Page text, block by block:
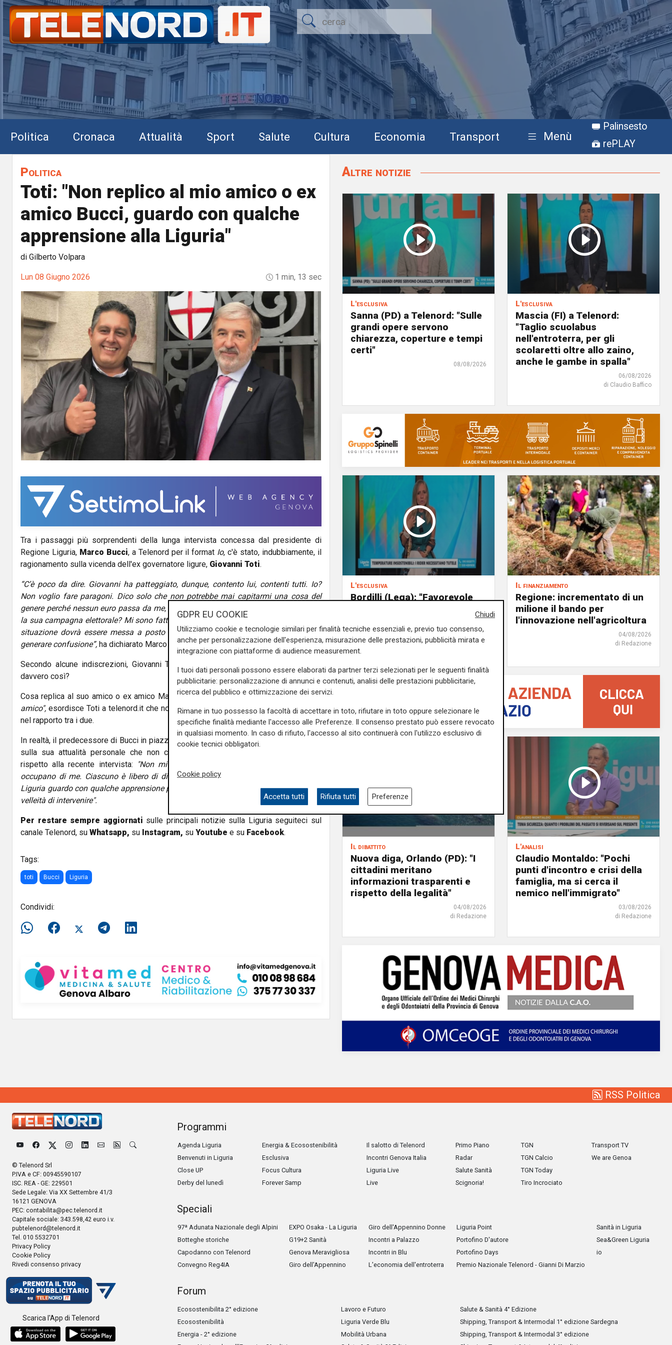
Politica Cronaca Attualità Sport Salute Cultura Economia Transport Menù
Palinsesto
rePLAY
Politica
Toti: "Non replico al mio amico o ex
amico Bucci, guardo con qualche
apprensione alla Liguria"
di Gilberto Volpara
Lun 08 Giugno 2026 1 min, 13 sec
Tra i passaggi più sorprendenti della lunga intervista concessa dal presidente di
Regione Liguria, Marco Bucci, a Telenord per il format Io, c'è stato, indubbiamente, il
ragionamento sulla vicenda dell'ex governatore ligure, Giovanni Toti.
“C’è poco da dire. Giovanni ha patteggiato, dunque, contento lui, contenti tutti. Io?
Non voglio fare paragoni. Dico solo che non potrebbe mai capitarmi una cosa del
genere perché nessun euro passa da me, ed è per questo che non faccio il politico. E
la sua campagna elettorale? Mi sono fatto aiutare dai partiti, ma capisco che questa
situazione dovrà essere messa a posto a livello nazionale altrimenti continuerà a
generare confusione”, ha dichiarato Marco Bucci.
Secondo alcune indiscrezioni, Giovanni Toti non l'avrebbe presa per nulla bene. E'
davvero così?
Cosa replica al suo amico o ex amico Marco?"Nulla da replicare, al mio amico o ex
amico", esordisce Toti a telenord.it che non fa chiarezza sulla valenza del termine ex
nel rapporto tra i due.
In realtà, il predecessore di Bucci in piazza De Ferrari concede un'ulteriore riflessione
sulla sua attualità personale che non cela un disappunto neanche troppo velato
rispetto alla recente intervista:
"Non mi occupo di politica, sono i politici che si
occupano di me. Ciascuno è libero di dire e pensare quello che meglio crede. Alla
Liguria guardo con qualche apprensione perché è la terra che amo, ma senza alcuna
velleità di intervenire".
Per restare sempre aggiornati sulle principali notizie sulla Liguria seguiteci sul
canale Telenord, su Whatsapp, su Instagram, su Youtube e su Facebook.
Tags:
toti Bucci Liguria
Condividi:
Altre notizie
L'esclusiva
Sanna (PD) a Telenord: "Sulle
grandi opere servono
chiarezza, coperture e tempi
certi"
08/08/2026
L'esclusiva
Mascia (FI) a Telenord:
"Taglio scuolabus
nell'entroterra, per gli
scolaretti oltre allo zaino,
anche le gambe in spalla"
06/08/2026
di Claudio Baffico
L'esclusiva
Bordilli (Lega): "Favorevole
aumentare i rimpatri"
Il finanziamento
Regione: incrementato di un
milione il bando per
l'innovazione nell'agricoltura
04/08/2026
di Redazione
Il dibattito
Nuova diga, Orlando (PD): "I
cittadini meritano
informazioni trasparenti e
rispetto della legalità"
04/08/2026
di Redazione
L'analisi
Claudio Montaldo: "Pochi
punti d'incontro e crisi della
famiglia, ma si cerca il
nemico nell'immigrato"
03/08/2026
di Redazione
RSS Politica
© Telenord Srl
P.IVA e CF: 00945590107
ISC. REA - GE: 229501
Sede Legale: Via XX Settembre 41/3
16121 GENOVA
PEC: contabilita@pec.telenord.it
Capitale sociale: 343.598,42 euro i.v.
pubtelenord@telenord.it
Tel. 010 5532701
Privacy Policy
Cookie Policy
Rivedi consenso privacy
Scarica l'App di Telenord
Programmi
Agenda Liguria
Benvenuti in Liguria
Close UP
Derby del lunedì
Energia & Ecosostenibilità
Esclusiva
Focus Cultura
Forever Samp
Il salotto di Telenord
Incontri Genova Italia
Liguria Live
Live
Primo Piano
Radar
Salute Sanità
Scignoria!
TGN
TGN Calcio
TGN Today
Tiro Incrociato
Transport TV
We are Genoa
Speciali
97ª Adunata Nazionale degli Alpini
Botteghe storiche
Capodanno con Telenord
Convegno Reg4IA
EXPO Osaka - La Liguria
G19+2 Sanità
Genova Meravigliosa
Giro dell'Appennino
Giro dell'Appennino Donne
Incontri a Palazzo
Incontri in Blu
L'economia dell'entroterra
Liguria Point
Portofino D'autore
Portofino Days
Premio Nazionale Telenord - Gianni Di Marzio
Sanità in Liguria
Sea&Green Liguria
io
Forum
Ecosostenibilita 2° edizione
Ecosostenibilità
Energia - 2° edizione
Lavoro e Futuro
Liguria Verde Blu
Mobilità Urbana
Salute & Sanità 4° Edizione
Shipping, Transport & Intermodal 1° edizione Sardegna
Shipping, Transport & Intermodal 3° edizione
Chiudi
GDPR EU COOKIE
Utilizziamo cookie e tecnologie similari per finalità tecniche essenziali e, previo tuo consenso,
anche per personalizzazione dell'esperienza, misurazione delle prestazioni, pubblicità mirata e
integrazione con piattaforme di audience measurement.
I tuoi dati personali possono essere elaborati da partner terzi selezionati per le seguenti finalità
pubblicitarie: personalizzazione di annunci e contenuti, analisi delle prestazioni pubblicitarie,
ricerca del pubblico e ottimizzazione dei servizi.
Rimane in tuo possesso la facoltà di accettare in toto, rifiutare in toto oppure selezionare le
specifiche finalità mediante l'accesso alle Preferenze. Il consenso prestato può essere revocato
in qualsiasi momento. In caso di rifiuto, l'accesso al sito continuerà con l'utilizzo esclusivo di
cookie tecnici obbligatori.
Cookie policy
Accetta tutti Rifiuta tutti Preferenze